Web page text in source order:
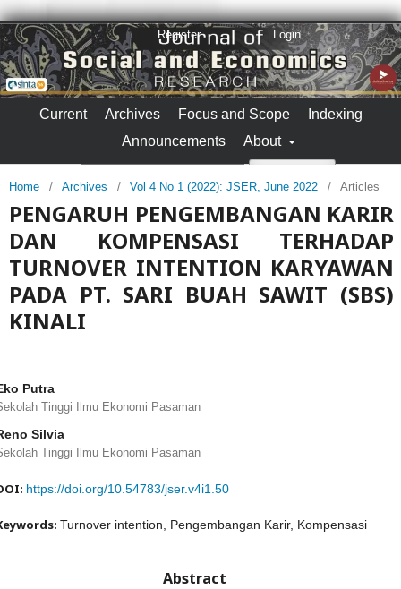
Current Archives Focus and Scope
Indexing
Announcements
About
Register Login
Home / Archives / Vol 4 No 1 (2022): JSER, June 2022 / Articles
PENGARUH PENGEMBANGAN KARIR
DAN KOMPENSASI TERHADAP
TURNOVER INTENTION KARYAWAN
PADA PT. SARI BUAH SAWIT (SBS)
KINALI
Putra
Tinggi Ilmu Ekonomi Pasaman
Silvia
Tinggi Ilmu Ekonomi Pasaman
https://doi.org/10.54783/jser.v4i1.50
Turnover intention, Pengembangan Karir, Kompensasi
Abstract